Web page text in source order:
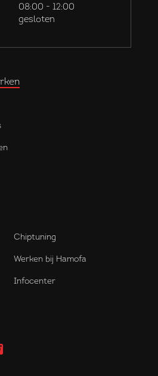
08:00 - 12:00
gesloten
Chiptuning
Werken bij Hamofa
Infocenter